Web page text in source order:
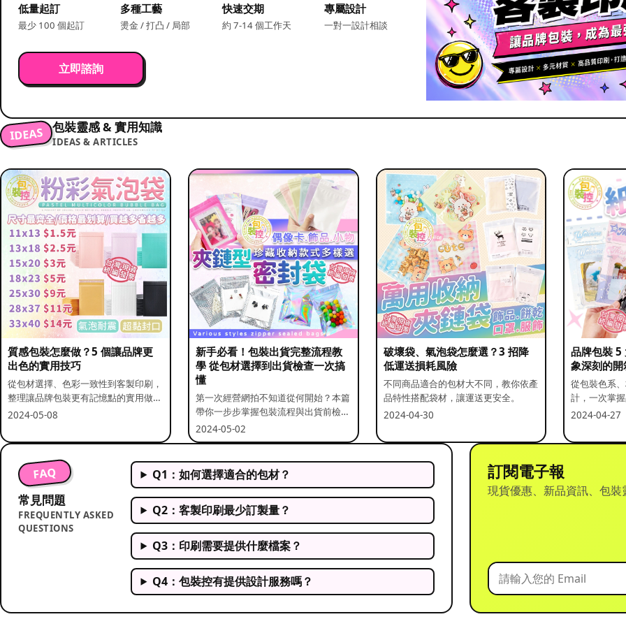
低量起訂
最少 100 個起訂
多種工藝
燙金 / 打凸 / 局部
快速交期
約 7-14 個工作天
專屬設計
一對一設計相談
立即諮詢
IDEAS 包裝靈感 & 實用知識
IDEAS & ARTICLES
質感包裝怎麼做？5 個讓品牌更
出色的實用技巧
從包材選擇、色彩一致性到客製印刷，
整理讓品牌包裝更有記憶點的實用做
法。
2024-05-08
新手必看！包裝出貨完整流程教
學 從包材選擇到出貨檢查一次搞
懂
第一次經營網拍不知道從何開始？本篇
帶你一步步掌握包裝流程與出貨前檢查
重點。
2024-05-02
破壞袋、氣泡袋怎麼選？3 招降
低運送損耗風險
不同商品適合的包材大不同，教你依產
品特性搭配袋材，讓運送更安全。
2024-04-30
品牌包裝 5
象深刻的
從包裝色系
計，一次掌
2024-04-27
FAQ
常見問題
FREQUENTLY ASKED
QUESTIONS
Q1：如何選擇適合的包材？
Q2：客製印刷最少訂製量？
Q3：印刷需要提供什麼檔案？
Q4：包裝控有提供設計服務嗎？
訂閱電子報
現貨優惠、新品資訊、包裝